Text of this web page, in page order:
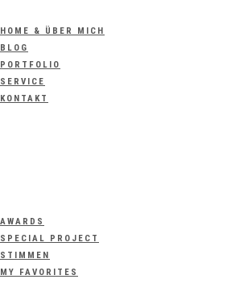
HOME & ÜBER MICH
BLOG
PORTFOLIO
SERVICE
KONTAKT
AWARDS
SPECIAL PROJECT
STIMMEN
MY FAVORITES